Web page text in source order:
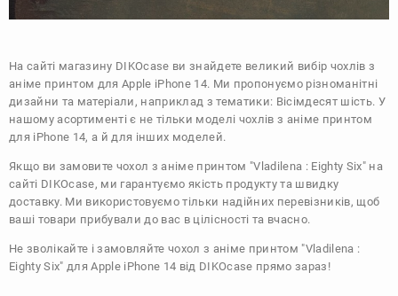
На сайті магазину DIKOcase ви знайдете великий вибір чохлів з
аніме принтом для Apple iPhone 14. Ми пропонуємо різноманітні
дизайни та матеріали, наприклад з тематики: Вісімдесят шість. У
нашому асортименті є не тільки моделі чохлів з аніме принтом
для iPhone 14, а й для інших моделей.
Якщо ви замовите чохол з аніме принтом "Vladilena : Eighty Six" на
сайті DIKOcase, ми гарантуємо якість продукту та швидку
доставку. Ми використовуємо тільки надійних перевізників, щоб
ваші товари прибували до вас в цілісності та вчасно.
Не зволікайте і замовляйте чохол з аніме принтом "Vladilena :
Eighty Six" для Apple iPhone 14 від DIKOcase прямо зараз!